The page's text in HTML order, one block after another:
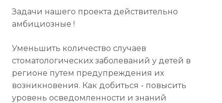
Задачи нашего проекта действительно
амбициозные !
Уменьшить количество случаев
стоматологических заболеваний у детей в
регионе путем предупреждения их
возникновения. Как добиться - повысить
уровень осведомленности и знаний